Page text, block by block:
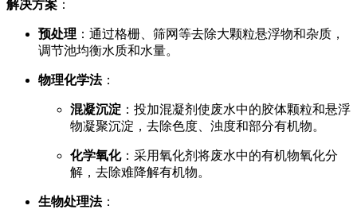
解决方案 ：
预处理 ：通过格栅、筛网等去除大颗粒悬浮物和杂质，
调节池均衡水质和水量。
物理化学法：
混凝沉淀 ：投加混凝剂使废水中的胶体颗粒和悬浮
物凝聚沉淀，去除色度、浊度和部分有机物。
化学氧化：采用氧化剂将废水中的有机物氧化分
解，去除难降解有机物。
生物处理法：